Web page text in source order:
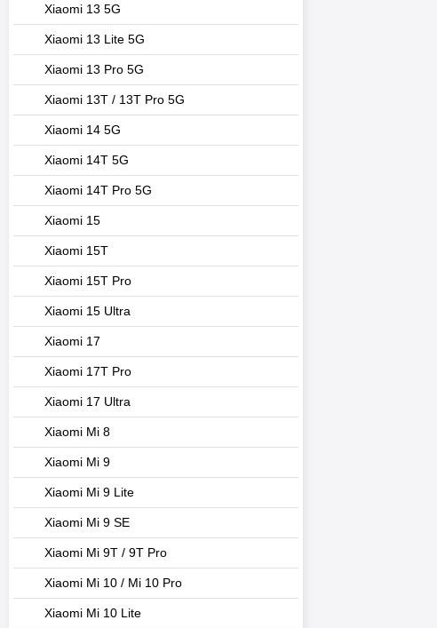
Xiaomi 13 5G
Xiaomi 13 Lite 5G
Xiaomi 13 Pro 5G
Xiaomi 13T / 13T Pro 5G
Xiaomi 14 5G
Xiaomi 14T 5G
Xiaomi 14T Pro 5G
Xiaomi 15
Xiaomi 15T
Xiaomi 15T Pro
Xiaomi 15 Ultra
Xiaomi 17
Xiaomi 17T Pro
Xiaomi 17 Ultra
Xiaomi Mi 8
Xiaomi Mi 9
Xiaomi Mi 9 Lite
Xiaomi Mi 9 SE
Xiaomi Mi 9T / 9T Pro
Xiaomi Mi 10 / Mi 10 Pro
Xiaomi Mi 10 Lite